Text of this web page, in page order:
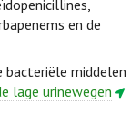
en de
bacteriële middelen
lage urinewegen